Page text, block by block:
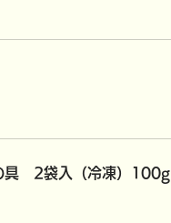
具　2袋入（冷凍）100g